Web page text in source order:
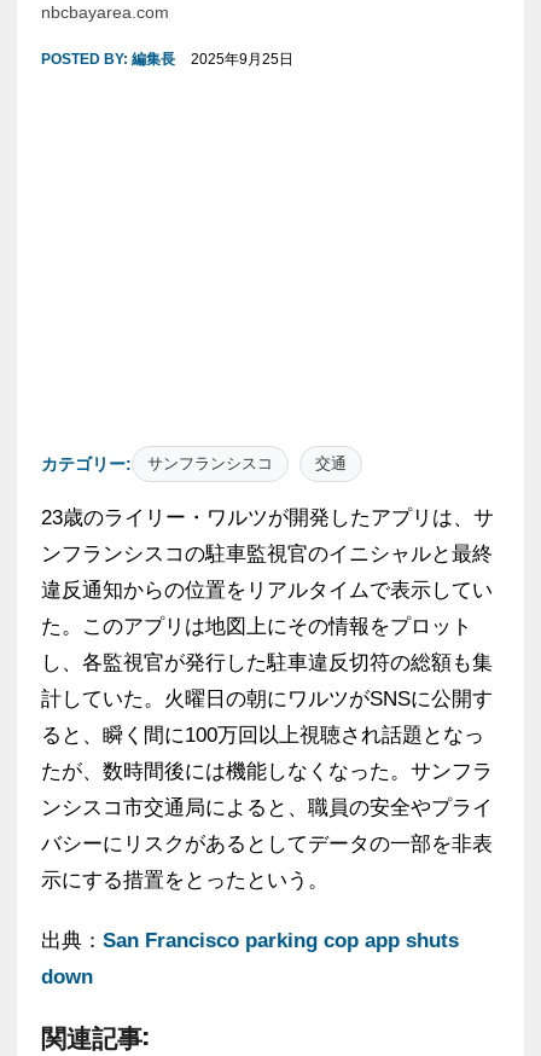
nbcbayarea.com
POSTED BY: 編集長 2025年9月25日
カテゴリー: サンフランシスコ 交通
23歳のライリー・ワルツが開発したアプリは、サ
ンフランシスコの駐車監視官のイニシャルと最終
違反通知からの位置をリアルタイムで表示してい
た。このアプリは地図上にその情報をプロット
し、各監視官が発行した駐車違反切符の総額も集
計していた。火曜日の朝にワルツがSNSに公開す
ると、瞬く間に100万回以上視聴され話題となっ
たが、数時間後には機能しなくなった。サンフラ
ンシスコ市交通局によると、職員の安全やプライ
バシーにリスクがあるとしてデータの一部を非表
示にする措置をとったという。
出典： San Francisco parking cop app shuts
down
関連記事: